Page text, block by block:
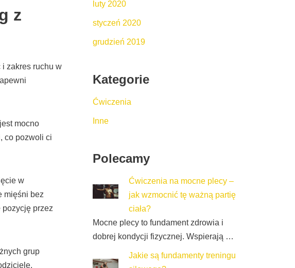
z
zakres ruchu w
mocno
co pozwoli ci
w
mięśni bez
pozycję przez
grup
luty 2020
styczeń 2020
grudzień 2019
Kategorie
Ćwiczenia
Inne
Polecamy
Ćwiczenia na mocne plecy –
jak wzmocnić tę ważną partię
ciała?
Mocne plecy to fundament zdrowia i
dobrej kondycji fizycznej. Wspierają …
Jakie są fundamenty treningu